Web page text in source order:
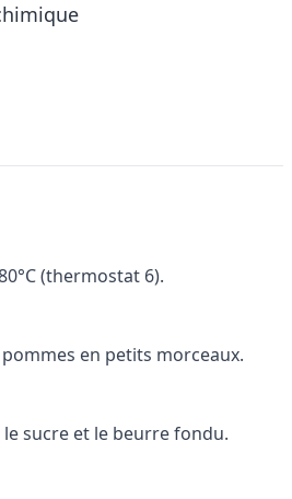
(thermostat 6).
en petits morceaux.
sucre et le beurre fondu.